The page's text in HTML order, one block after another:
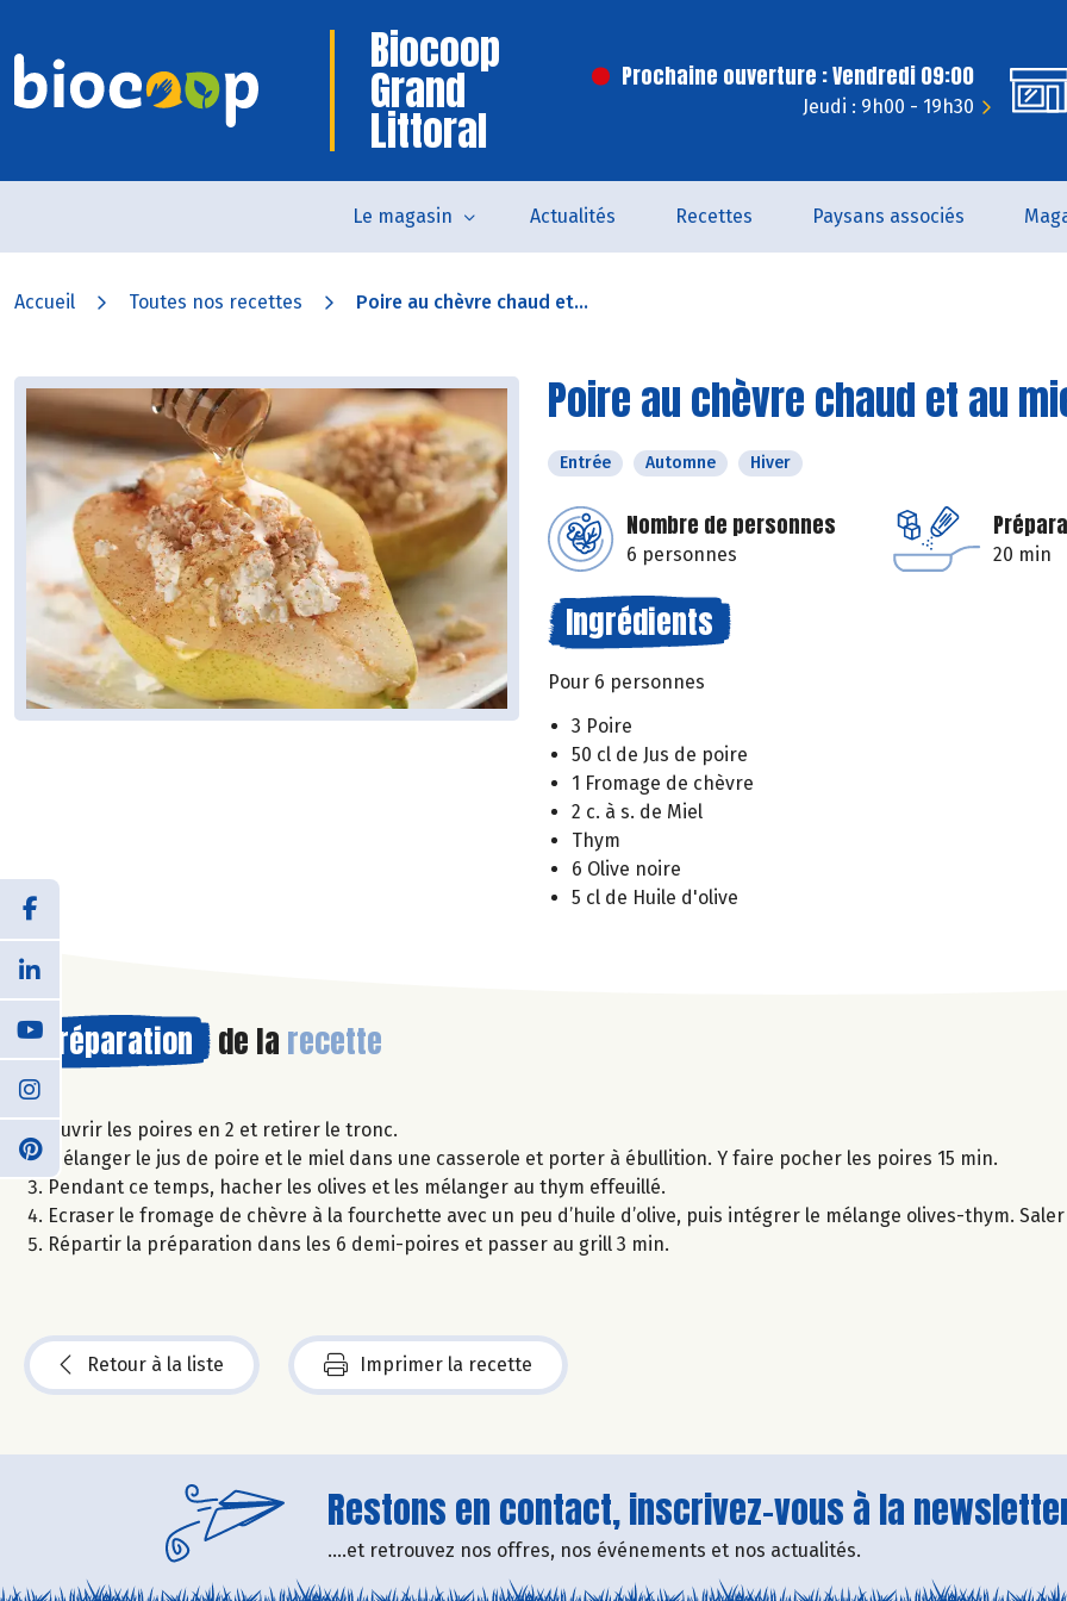
Biocoop
Grand
Littoral
Prochaine ouverture : Vendredi 09:00
Jeudi : 9h00 - 19h30
Le magasin Actualités Recettes Paysans associés
Accueil Toutes nos recettes Poire au chèvre chaud et...
Poire au chèvre chaud et au
Entrée Automne Hiver
Nombre de personnes
6 personnes 20 min
Ingrédients
Pour 6 personnes
3 Poire
50 cl de Jus de poire
1 Fromage de chèvre
2 c. à s. de Miel
Thym
6 Olive noire
5 cl de Huile d'olive
Préparation de la recette
Ouvrir les poires en 2 et retirer le tronc.
Mélanger le jus de poire et le miel dans une casserole et porter à ébullition. Y faire pocher les poires 15 min.
Pendant ce temps, hacher les olives et les mélanger au thym effeuillé.
Ecraser le fromage de chèvre à la fourchette avec un peu d’huile d’olive, puis intégrer le mélange olives-thym.
Répartir la préparation dans les 6 demi-poires et passer au grill 3 min.
Retour à la liste Imprimer la recette
Restons en contact, inscrivez-vous à la
....et retrouvez nos offres, nos événements et nos actualités.